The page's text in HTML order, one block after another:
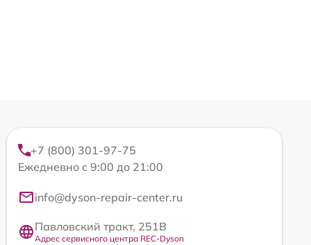
+7 (800) 301-97-75
Ежедневно с 9:00 до 21:00
info@dyson-repair-center.ru
Павловский тракт, 251В
Адрес сервисного центра REC-Dyson